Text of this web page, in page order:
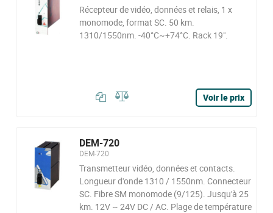
Récepteur de vidéo, données et relais, 1 x
monomode, format SC. 50 km.
1310/1550nm. -40°C~+74°C. Rack 19".
Voir le prix
DEM-720
DEM-720
Transmetteur vidéo, données et contacts.
Longueur d'onde 1310 / 1550nm. Connecteur
SC. Fibre SM monomode (9/125). Jusqu'à 25
km. 12V ~ 24V DC / AC. Plage de température